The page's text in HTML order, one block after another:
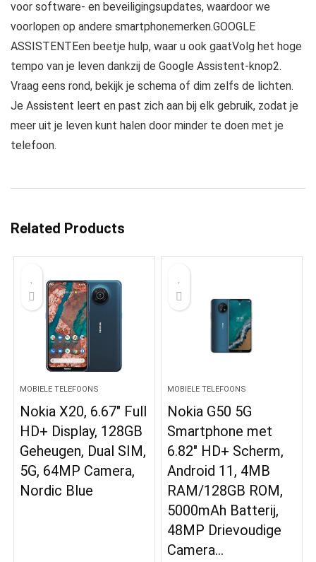
voor software- en beveiligingsupdates, waardoor we
voorlopen op andere smartphonemerken.GOOGLE
ASSISTENTEen beetje hulp, waar u ook gaatVolg het hoge
tempo van je leven dankzij de Google Assistent-knop2.
Vraag eens rond, bekijk je schema of dim zelfs de lichten.
Je Assistent leert en past zich aan bij elk gebruik, zodat je
meer uit je leven kunt halen door minder te doen met je
telefoon.
Related Products
MOBIELE TELEFOONS
Nokia X20, 6.67″ Full
HD+ Display, 128GB
Geheugen, Dual SIM,
5G, 64MP Camera,
Nordic Blue
MOBIELE TELEFOONS
Nokia G50 5G
Smartphone met
6.82″ HD+ Scherm,
Android 11, 4MB
RAM/128GB ROM,
5000mAh Batterij,
48MP Drievoudige
Camera…